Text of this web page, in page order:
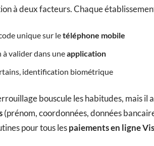
à deux facteurs. Chaque
unique sur letéléphone mobile
valider dans uneapplication
identification biométrique
bouscule les habitudes, mais il
(prénom, coordonnées, données
pour tous lespaiements en ligne